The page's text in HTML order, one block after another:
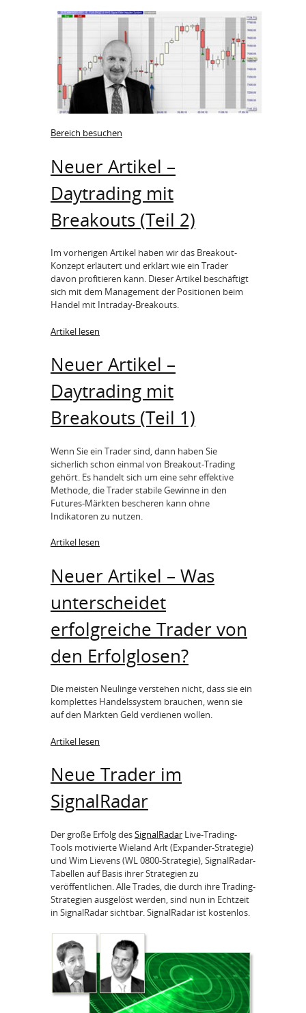
Bereich besuchen
Neuer Artikel –
Daytrading mit
Breakouts (Teil 2)
Im vorherigen Artikel haben wir das Breakout-
Konzept erläutert und erklärt wie ein Trader
davon profitieren kann. Dieser Artikel beschäftigt
sich mit dem Management der Positionen beim
Handel mit Intraday-Breakouts.
Artikel lesen
Neuer Artikel –
Daytrading mit
Breakouts (Teil 1)
Wenn Sie ein Trader sind, dann haben Sie
sicherlich schon einmal von Breakout-Trading
gehört. Es handelt sich um eine sehr effektive
Methode, die Trader stabile Gewinne in den
Futures-Märkten bescheren kann ohne
Indikatoren zu nutzen.
Artikel lesen
Neuer Artikel – Was
unterscheidet
erfolgreiche Trader von
den Erfolglosen?
Die meisten Neulinge verstehen nicht, dass sie ein
komplettes Handelssystem brauchen, wenn sie
auf den Märkten Geld verdienen wollen.
Artikel lesen
Neue Trader im
SignalRadar
Der große Erfolg desSignalRadar Live-Trading-
Tools motivierte Wieland Arlt (Expander-Strategie)
und Wim Lievens (WL 0800-Strategie), SignalRadar-
Tabellen auf Basis ihrer Strategien zu
veröffentlichen. Alle Trades, die durch ihre Trading-
Strategien ausgelöst werden, sind nun in Echtzeit
in SignalRadar sichtbar. SignalRadar ist kostenlos.